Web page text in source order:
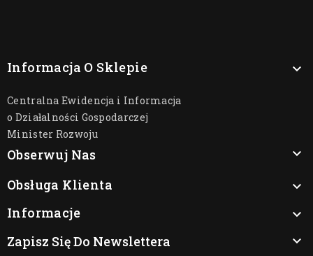
Informacja O Sklepie 
Centralna Ewidencja i Informacja
o Działalności Gospodarczej
Minister Rozwoju
Obserwuj Nas

Obsługa Klienta

Informacje

Zapisz Się Do Newslettera
